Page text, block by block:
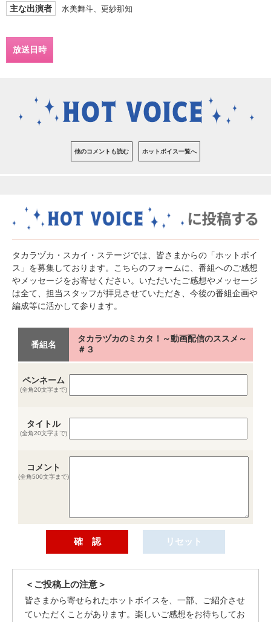
主な出演者 水美舞斗、更紗那知
放送日時
他のコメントも読む ホットボイス一覧へ
タカラヅカ・スカイ・ステージでは、皆さまからの「ホットボイ
ス」を募集しております。こちらのフォームに、番組へのご感想
やメッセージをお寄せください。いただいたご感想やメッセージ
は全て、担当スタッフが拝見させていただき、今後の番組企画や
編成等に活かして参ります。
番組名
タカラヅカのミカタ！～動画配信のススメ～
＃３
ペンネーム
(全角20文字まで)
タイトル
(全角20文字まで)
コメント
(全角500文字まで)
＜ご投稿上の注意＞
皆さまから寄せられたホットボイスを、一部、ご紹介させ
ていただくことがあります。楽しいご感想をお待ちしてお